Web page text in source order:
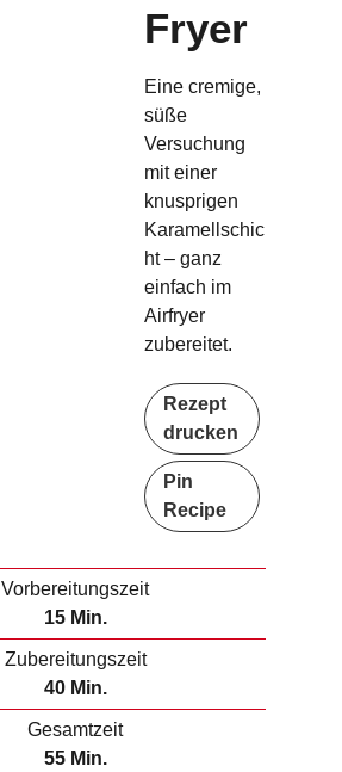
Fryer
Eine cremige,
süße
Versuchung
mit einer
knusprigen
Karamellschic
ht – ganz
einfach im
Airfryer
zubereitet.
Rezept
drucken
Pin
Recipe
Vorbereitungszeit
15M
i
t
e
Min.
Zubereitungszeit
40M
i
Min.
Gesamtzeit
55MMin.